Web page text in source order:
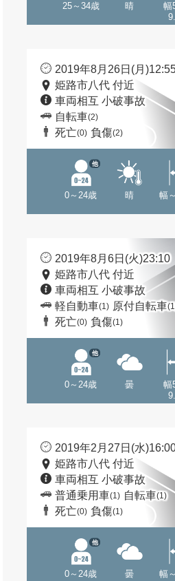
25～34歳 晴
幅
2019年8月26日(月
姫路市八代 付近
車両相互 小破事故
自転車(2)
死亡(0) 負傷(2)
0～24歳
他
晴 幅
2019年8月6日(火)23:10
姫路市八代 付近
車両相互 小破事故
軽自動車(1) 原付自転車
死亡(0) 負傷(1)
0～24歳
他
曇
幅
2019年2月27日(水
姫路市八代 付近
車両相互 小破事故
普通乗用車(1) 自転車(1)
死亡(0) 負傷(1)
0～24歳
他
曇 幅